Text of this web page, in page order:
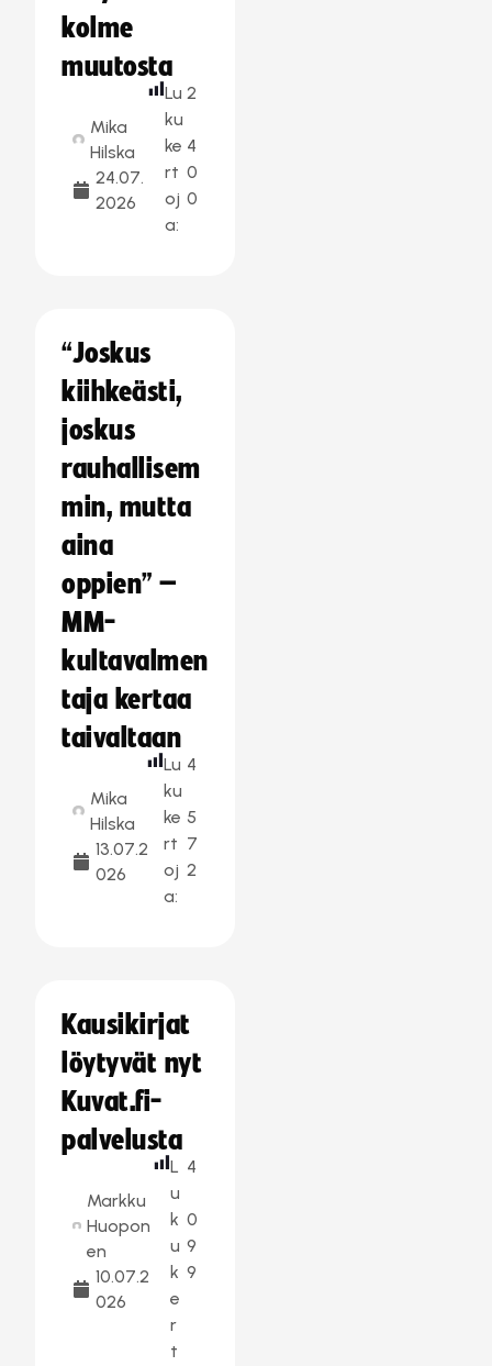
kolme
muutosta
Mika
Hilska
24.07.
2026
Lu
ku
ke
rt
oj
a:
2
4
0
0
“Joskus
kiihkeästi,
joskus
rauhallisem
min, mutta
aina
oppien” –
MM-
kultavalmen
taja kertaa
taivaltaan
Mika
Hilska
13.07.2
026
Lu
ku
ke
rt
oj
a:
4
5
7
2
Kausikirjat
löytyvät nyt
Kuvat.fi-
palvelusta
Markku
Huopon
en
10.07.2
026
L
u
k
u
k
e
r
t
4
0
9
9